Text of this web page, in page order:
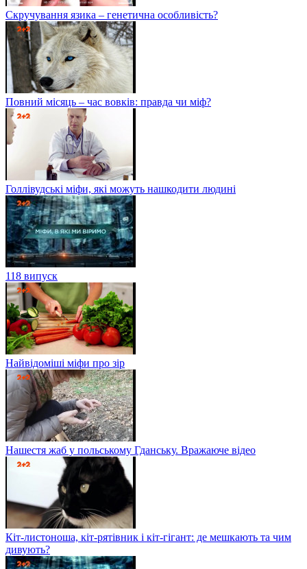
Скручування язика – генетична особливість?
Повний місяць – час вовків: правда чи міф?
Голлівудські міфи, які можуть нашкодити людині
118 випуск
Найвідоміші міфи про зір
Нашестя жаб у польському Гданську. Вражаюче відео
Кіт-листоноша, кіт-рятівник і кіт-гігант: де мешкають та чим
дивують?